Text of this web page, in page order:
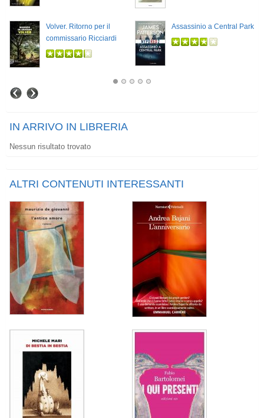
Volver. Ritorno per il
commissario Ricciardi
Assassinio a Central Park
IN ARRIVO IN LIBRERIA
Nessun risultato trovato
ALTRI CONTENUTI INTERESSANTI